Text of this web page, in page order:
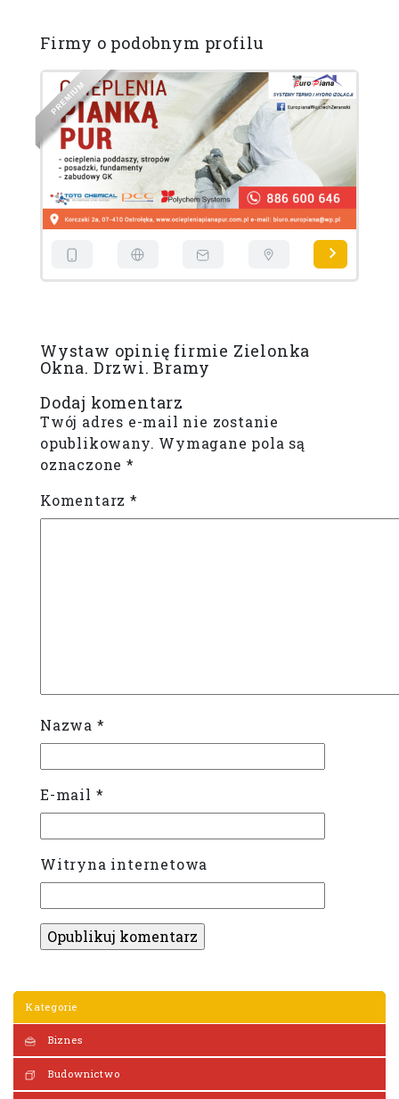
Kategorie
Biznes
Budownictwo
Firmy o podobnym profilu
STANDARD
Wystaw opinię firmie Zielonka
Okna. Drzwi. Bramy
Dodaj komentarz
Twój adres e-mail nie zostanie
opublikowany. Wymagane pola są
oznaczone*
Komentarz*
Nazwa *
E-mail *
Witryna internetowa